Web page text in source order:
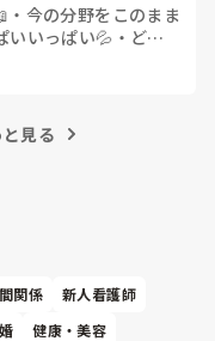
・ 今の分野をこのまま
いいっぱい💦 ・ どん
見る
関係
新人看護師
健康・美容